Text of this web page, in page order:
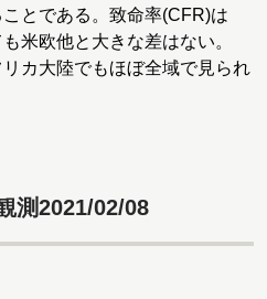
とである。致命率(CFR)は
米欧他と大きな差はない。
カ大陸でもほぼ全域で見られ
測2021/02/08